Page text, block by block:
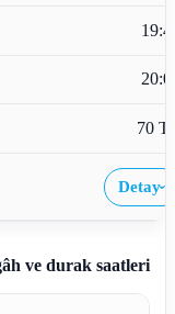
70
Detay›
ve durak saatleri